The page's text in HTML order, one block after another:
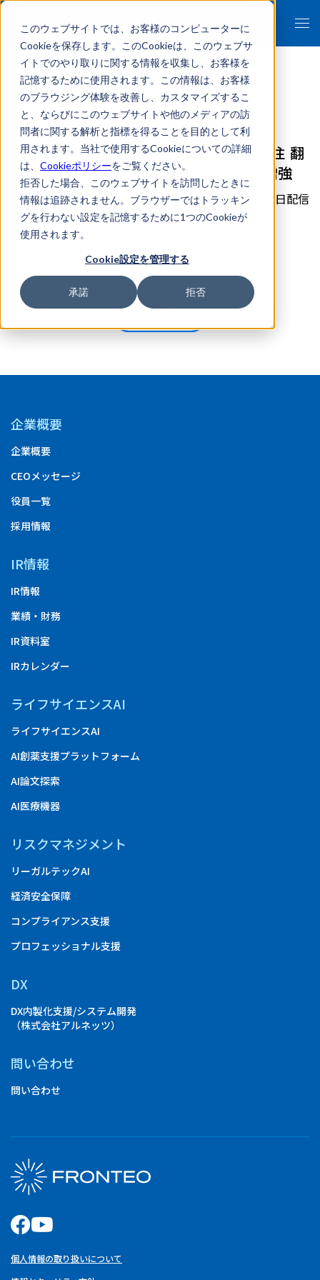
このウェブサイトでは、お客様のコンピューターに
Cookieを保存します。このCookieは、このウェブサ
イトでのやり取りに関する情報を収集し、お客様を
記憶するために使用されます。この情報は、お客様
のブラウジング体験を改善し、カスタマイズするこ
と、ならびにこのウェブサイトや他のメディアの訪
問者に関する解析と指標を得ることを目的として利
用されます。当社で使用するCookieについての詳細
は、 Cookieポリシーをご覧ください。
拒否した場合、このウェブサイトを訪問したときに
情報は追跡されません。ブラウザーではトラッキン
グを行わない設定を記憶するために1つのCookieが
使用されます。
Cookie設定を管理する
承諾 拒否
- 報道関係者各位 -
大型韓国語翻訳eディスカバリ案件を受注 翻
訳・ドキュメント閲覧業務対応を大幅増強
2013年08月05日配信
詳細はこちら
プレスリリース
一覧に戻る
企業概要
企業概要
CEOメッセージ
役員一覧
採用情報
IR情報
IR情報
業績・財務
IR資料室
IRカレンダー
ライフサイエンスAI
ライフサイエンスAI
AI創薬支援プラットフォーム
AI論文探索
AI医療機器
リスクマネジメント
リーガルテックAI
経済安全保障
コンプライアンス支援
プロフェッショナル支援
DX
DX内製化支援/システム開発
（株式会社アルネッツ）
問い合わせ
問い合わせ
個人情報の取り扱いについて